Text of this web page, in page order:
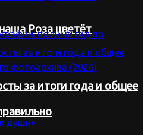
Роза цветёт
за итоги года и общее